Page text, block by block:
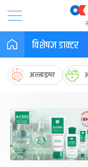
विशेषज्ञ डाक्टर
अल्जाइमर